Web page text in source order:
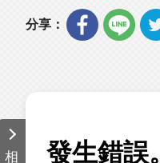
分享：
相